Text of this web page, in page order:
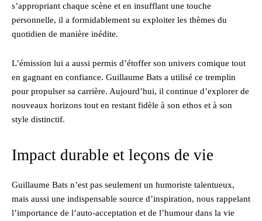
s’appropriant chaque scène et en insufflant une touche
personnelle, il a formidablement su exploiter les thèmes du
quotidien de manière inédite.
L’émission lui a aussi permis d’étoffer son univers comique tout
en gagnant en confiance. Guillaume Bats a utilisé ce tremplin
pour propulser sa carrière. Aujourd’hui, il continue d’explorer de
nouveaux horizons tout en restant fidèle à son ethos et à son
style distinctif.
Impact durable et leçons de vie
Guillaume Bats n’est pas seulement un humoriste talentueux,
mais aussi une indispensable source d’inspiration, nous rappelant
l’importance de l’auto-acceptation et de l’humour dans la vie